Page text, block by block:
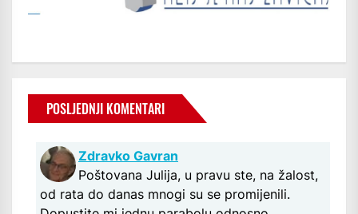
POSLJEDNJI KOMENTARI
Zdravko Gavran
Poštovana Julija, u pravu ste, na žalost,
od rata do danas mnogi su se promijenili.